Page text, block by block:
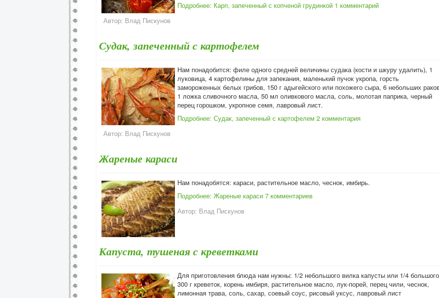
Подробнее: Карп, запеченный с копченой грудинкой 1 комментарий
Автор: Влад Пискунов
Судак, запеченный с картофелем
Нам понадобится: филе одного средней величины судака (кости и шкуру удалить), 1
луковица, 4 картофелины для запекания, маленький пучок укропа, горсть
замороженных белых грибов, 150 г адыгейского или похожего сыра, 6 небольших
1 ложка сливочного масла, 50 мл оливкового масла, соль, молотая паприка, черный
перец горошком, укропное семя, лавровый лист.
Подробнее: Судак, запеченный с картофелем 2 комментария
Автор: Влад Пискунов
Жареные караси
Нам понадобятся: караси, растительное масло, чеснок, имбирь.
Подробнее: Жареные караси 7 комментариев
Автор: Влад Пискунов
Капуста, тушеная с креветками
Для приготовления блюда нам нужны: 1/2 небольшого вилка капусты или 1/4
300 г креветок, корень имбиря, растительное масло, лук-порей, перец чили, чеснок,
лимонная трава, соль, сахар, соевый соус, рисовый уксус, лавровый лист